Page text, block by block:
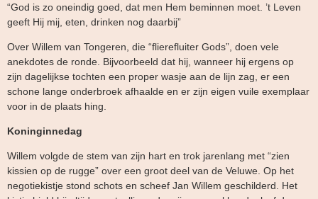
“God is zo oneindig goed, dat men Hem beminnen moet. ’t Leven
geeft Hij mij, eten, drinken nog daarbij”
Over Willem van Tongeren, die “flierefluiter Gods”, doen vele
anekdotes de ronde. Bijvoorbeeld dat hij, wanneer hij ergens op
zijn dagelijkse tochten een proper wasje aan de lijn zag, er een
schone lange onderbroek afhaalde en er zijn eigen vuile exemplaar
voor in de plaats hing.
Koninginnedag
Willem volgde de stem van zijn hart en trok jarenlang met “zien
kissien op de rugge” over een groot deel van de Veluwe. Op het
negotiekistje stond schots en scheef Jan Willem geschilderd. Het